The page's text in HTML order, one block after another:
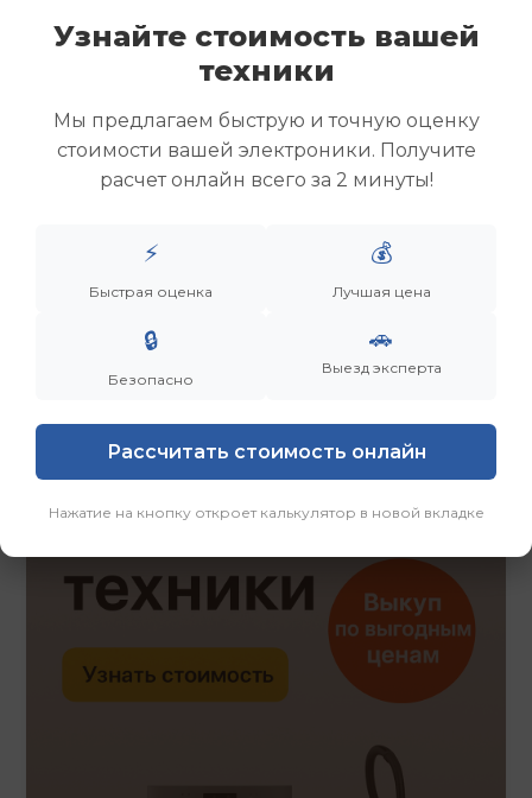
Скупка ноутбуков
Скупка игровых ноутбуков
Скупка рабочих ноутбуков
Скупка старых ноутбуков (б/у)
Скупка роутеров и сетевого оборудования
Узнайте стоимость вашей
техники
Мы предлагаем быструю и точную оценку
стоимости вашей электроники. Получите
расчет онлайн всего за 2 минуты!
⚡
Быстрая оценка
💰
Лучшая цена
🔒
Безопасно
🚗
Выезд эксперта
Рассчитать стоимость онлайн
Нажатие на кнопку откроет калькулятор в новой вкладке